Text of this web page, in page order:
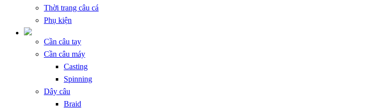
Thời trang câu cá
Phụ kiện
Cần câu tay
Cần câu máy
Casting
Spinning
Dây câu
Braid